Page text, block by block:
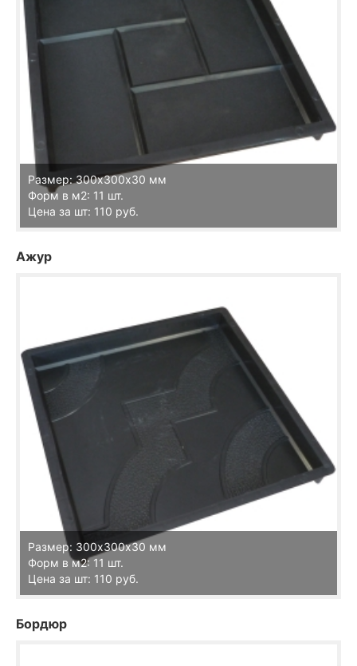
Размер: 300х300х30 мм
Форм в м2: 11 шт.
Цена за шт: 110 руб.
Ажур
Размер: 300х300х30 мм
Форм в м2: 11 шт.
Цена за шт: 110 руб.
Бордюр